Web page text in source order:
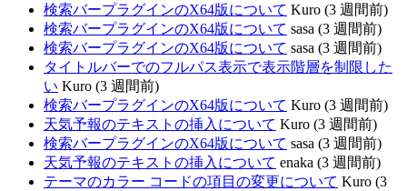
検索バープラグインのX64版について Kuro (3 週間前)
検索バープラグインのX64版について sasa (3 週間前)
検索バープラグインのX64版について sasa (3 週間前)
タイトルバーでのフルパス表示で表示階層を制限した
い Kuro (3 週間前)
検索バープラグインのX64版について Kuro (3 週間前)
天気予報のテキストの挿入について Kuro (3 週間前)
検索バープラグインのX64版について sasa (3 週間前)
天気予報のテキストの挿入について enaka (3 週間前)
テーマのカラー コードの項目の変更について Kuro (3